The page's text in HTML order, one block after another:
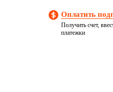
Оплатить
Получить счет,
платежки